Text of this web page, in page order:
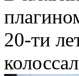
20-ти